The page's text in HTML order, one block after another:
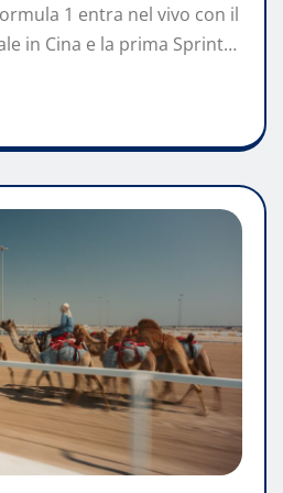
1 entra nel vivo con il
in Cina e la prima Sprint…